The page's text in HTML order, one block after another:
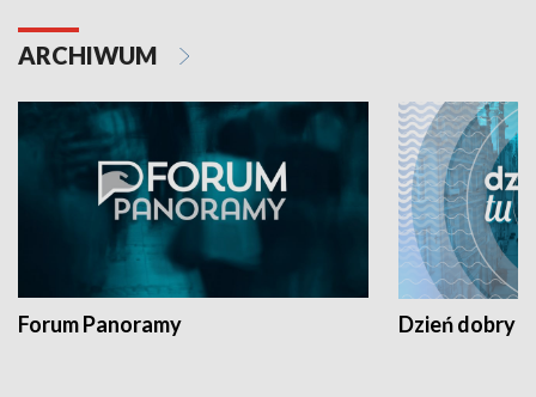
ARCHIWUM
Forum Panoramy Dzień dobry